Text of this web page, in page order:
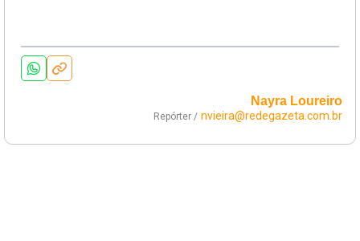
Nayra Loureiro
Repórter / nvieira@redegazeta.com.br